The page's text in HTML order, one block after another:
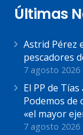
Últimas
Astrid Pérez
pescadores
7 agosto 2026
El PP de
Podemos de
«el mayor
7 agosto 2026